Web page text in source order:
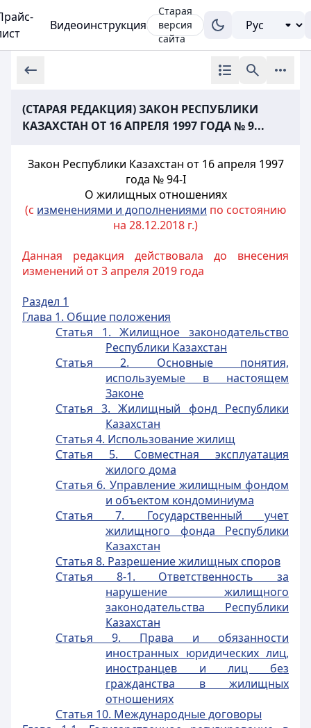
Видеоинструкция
Старая
версия
сайта
(СТАРАЯ РЕДАКЦИЯ) ЗАКОН РЕСПУБЛИКИ
КАЗАХСТАН ОТ 16 АПРЕЛЯ 1997 ГОДА № 9...
Закон Республики Казахстан от 16 апреля 1997
года № 94-I
О жилищных отношениях
(с изменениями и дополнениями по состоянию
на 28.12.2018 г.)
Данная редакция действовала до внесения
изменений от 3 апреля 2019 года
Раздел 1
Глава 1. Общие положения
Статья 1. Жилищное законодательство
Республики Казахстан
Статья 2. Основные понятия,
используемые в настоящем
Законе
Статья 3. Жилищный фонд Республики
Казахстан
Статья 4. Использование жилищ
Статья 5. Совместная эксплуатация
жилого дома
Статья 6. Управление жилищным фондом
и объектом кондоминиума
Статья 7. Государственный учет
жилищного фонда Республики
Казахстан
Статья 8. Разрешение жилищных споров
Статья 8-1. Ответственность за
нарушение жилищного
законодательства Республики
Казахстан
Статья 9. Права и обязанности
иностранных юридических лиц,
иностранцев и лиц без
гражданства в жилищных
отношениях
Статья 10. Международные договоры